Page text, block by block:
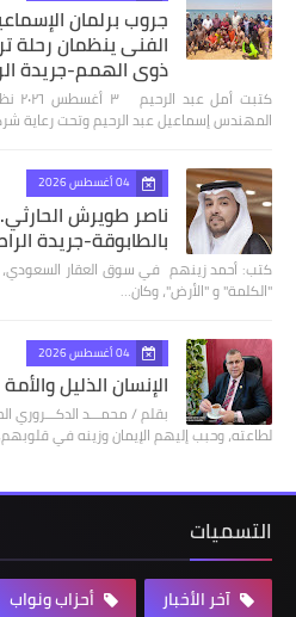
جروب برلمان
الفنى ينظمان رحلة
ذوي الهمم-جريدة
المهندس إسماعيل عبد الرحيم وتحت رعاية
04 أغسطس 2026
ناصر طويرش
بالطابوقة-جريدة
كتب: أحمد زينهم في سوق العقار السعودي،
"الكلمة" و "الأرض"، وكان…
04 أغسطس 2026
الإنسان الذليل
بقلم / محمـــد الدكـــروري
لطاعته، وحبب إليهم الإيمان وزينه في
التسميات
آخر الأخبار أحزاب ونواب